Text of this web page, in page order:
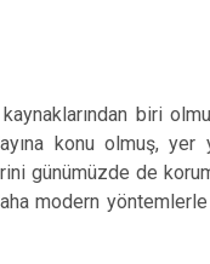
biri
konu olmuş,
günümüzde de
modern